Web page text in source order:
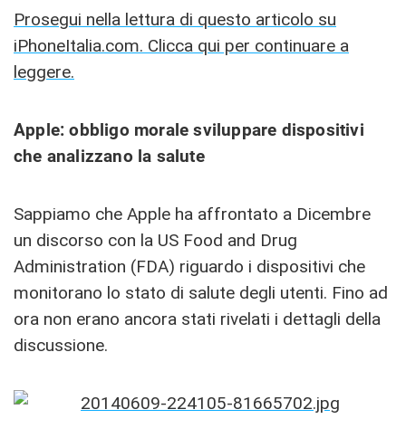
Prosegui nella lettura di questo articolo su
iPhoneItalia.com. Clicca qui per continuare a
leggere.
Apple: obbligo morale sviluppare dispositivi
che analizzano la salute
Sappiamo che Apple ha affrontato a Dicembre
un discorso con la US Food and Drug
Administration (FDA) riguardo i dispositivi che
monitorano lo stato di salute degli utenti. Fino ad
ora non erano ancora stati rivelati i dettagli della
discussione.